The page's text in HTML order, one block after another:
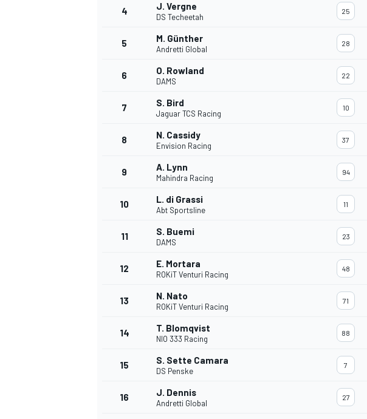
4 J. Vergne
DS Techeetah
25
5 M. Günther
Andretti Global
28
6 O. Rowland
DAMS
22
7 S. Bird
Jaguar TCS Racing
10
8 N. Cassidy
Envision Racing
37
9 A. Lynn
Mahindra Racing
94
10 L. di Grassi
Abt Sportsline
11
11 S. Buemi
DAMS
23
12 E. Mortara
ROKiT Venturi Racing
48
13 N. Nato
ROKiT Venturi Racing
71
14 T. Blomqvist
NIO 333 Racing
88
15 S. Sette Camara
DS Penske
7
16 J. Dennis
Andretti Global
27